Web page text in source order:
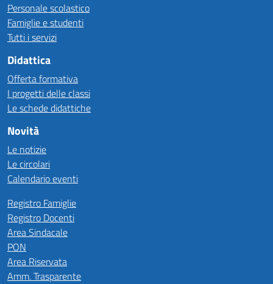
Personale scolastico
Famiglie e studenti
Tutti i servizi
Didattica
Offerta formativa
I progetti delle classi
Le schede didattiche
Novità
Le notizie
Le circolari
Calendario eventi
Registro Famiglie
Registro Docenti
Area Sindacale
PON
Area Riservata
Amm. Trasparente